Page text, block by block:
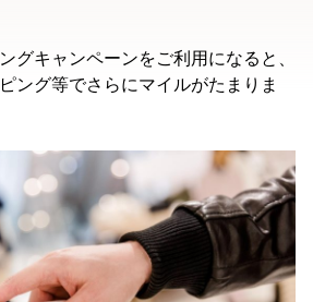
グキャンペーンをご利用になると、
ング等でさらにマイルがたまりま